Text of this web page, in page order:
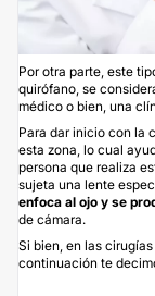
Por otra parte, este
quirófano, se
médico o bien, una
Para dar inicio con la
esta zona, lo cual
persona que realiza
sujeta una lente
enfoca al ojo y se
de cámara.
Si bien, en las
continuación te